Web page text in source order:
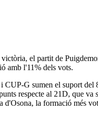
el partit de
amb l'11% dels vots.
G sumen el suport
respecte al 21D, que
la formació més